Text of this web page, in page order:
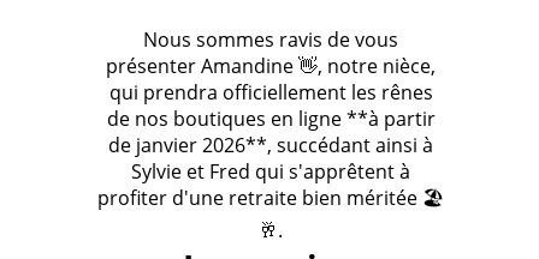
Nous sommes ravis de vous
présenter Amandine 👋, notre nièce,
qui prendra officiellement les rênes
de nos boutiques en ligne **à partir
de janvier 2026**, succédant ainsi à
Sylvie et Fred qui s'apprêtent à
profiter d'une retraite bien méritée 🏖️
🥂.